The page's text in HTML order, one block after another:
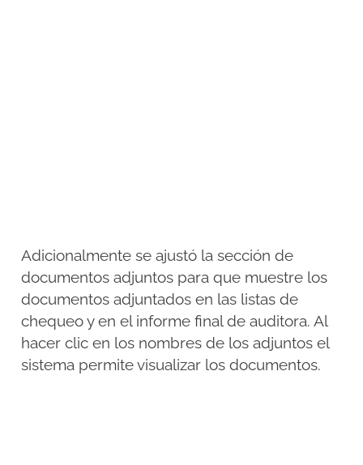
Adicionalmente se ajustó la sección de
documentos adjuntos para que muestre los
documentos adjuntados en las listas de
chequeo y en el informe final de auditora. Al
hacer clic en los nombres de los adjuntos el
sistema permite visualizar los documentos.